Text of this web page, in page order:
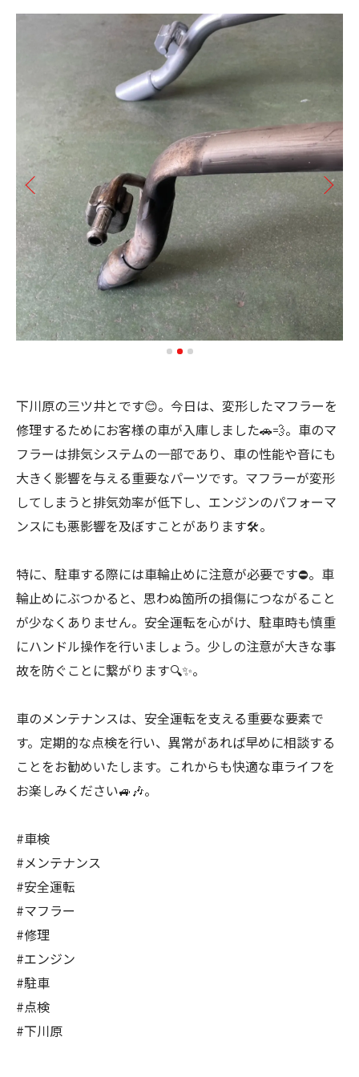
下川原の三ツ井とです😊。今日は、変形したマフラーを
修理するためにお客様の車が入庫しました🚗💨。車のマ
フラーは排気システムの一部であり、車の性能や音にも
大きく影響を与える重要なパーツです。マフラーが変形
してしまうと排気効率が低下し、エンジンのパフォーマ
ンスにも悪影響を及ぼすことがあります🛠️。
特に、駐車する際には車輪止めに注意が必要です⛔。車
輪止めにぶつかると、思わぬ箇所の損傷につながること
が少なくありません。安全運転を心がけ、駐車時も慎重
にハンドル操作を行いましょう。少しの注意が大きな事
故を防ぐことに繋がります🔍✨。
車のメンテナンスは、安全運転を支える重要な要素で
す。定期的な点検を行い、異常があれば早めに相談する
ことをお勧めいたします。これからも快適な車ライフを
お楽しみください🚙🎶。
#車検
#メンテナンス
#安全運転
#マフラー
#修理
#エンジン
#駐車
#点検
#下川原